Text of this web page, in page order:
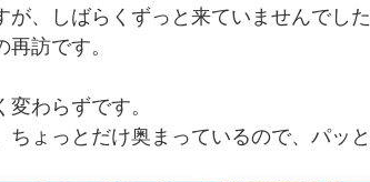
、しばらくずっと来ていませんでした
訪です。
わらずです。
ょっとだけ奥まっているので、パッ